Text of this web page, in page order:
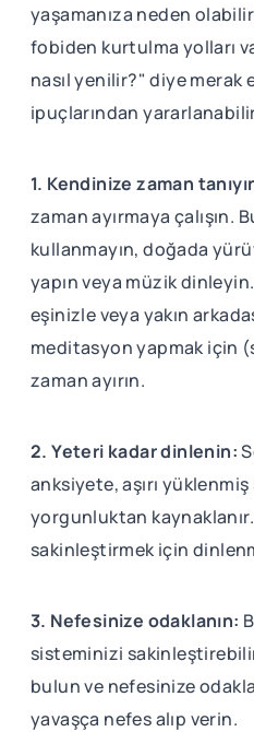
yaşamanıza neden
fobiden kurtulma yolları
nasıl yenilir?" diye merak
ipuçlarından
1. Kendinize zaman
zaman ayırmaya çalışın.
kullanmayın, doğada
yapın veya müzik
eşinizle veya yakın
meditasyon yapmak için
zaman ayırın.
2. Yeteri kadar dinlenin:
anksiyete, aşırı
yorgunluktan
sakinleştirmek için
3. Nefesinize odaklanın:
sisteminizi
bulun ve nefesinize
yavaşça nefes alıp verin.